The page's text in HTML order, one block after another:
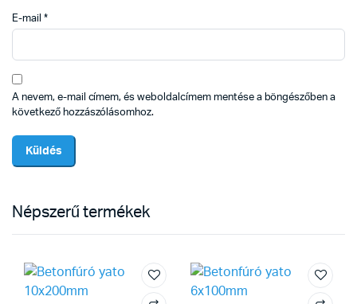
E-mail *
A nevem, e-mail címem, és weboldalcímem mentése a böngészőben a
következő hozzászólásomhoz.
Népszerű termékek